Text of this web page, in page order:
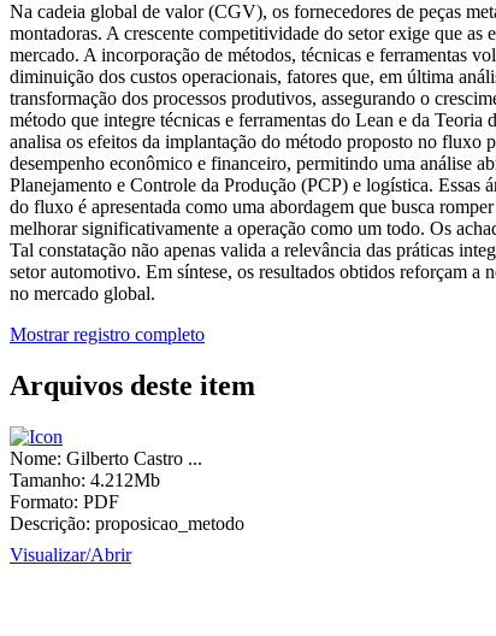
Na cadeia global de valor (CGV), os fornecedores de peças
montadoras. A crescente competitividade do setor exige que as
mercado. A incorporação de métodos, técnicas e ferramentas
diminuição dos custos operacionais, fatores que, em última
transformação dos processos produtivos, assegurando o
método que integre técnicas e ferramentas do Lean e da
analisa os efeitos da implantação do método proposto no fluxo
desempenho econômico e financeiro, permitindo uma análise
Planejamento e Controle da Produção (PCP) e logística. Essas
do fluxo é apresentada como uma abordagem que busca
melhorar significativamente a operação como um todo. Os
Tal constatação não apenas valida a relevância das práticas
setor automotivo. Em síntese, os resultados obtidos reforçam a
no mercado global.
Mostrar registro completo
Arquivos deste item
Nome: Gilberto Castro ...
Tamanho: 4.212Mb
Formato: PDF
Descrição: proposicao_metodo
Visualizar/Abrir